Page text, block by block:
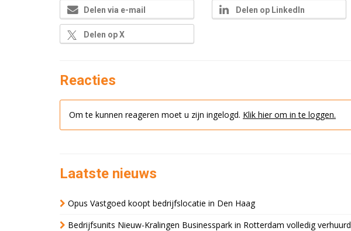
Delen via e-mail Delen op LinkedIn
Delen op X
Reacties
Om te kunnen reageren moet u zijn ingelogd. Klik hier om in te loggen.
Laatste nieuws
Opus Vastgoed koopt bedrijfslocatie in Den Haag
Bedrijfsunits Nieuw-Kralingen Businesspark in Rotterdam volledig verhuurd